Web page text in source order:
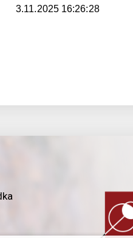
3.11.2025 16:26:28